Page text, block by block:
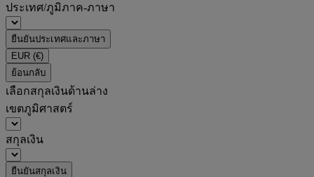
ประเทศ/ภูมิภาค-ภาษา
ยืนยันประเทศและภาษา
EUR (€)
ย้อนกลับ
เลือกสกุลเงินด้านล่าง
เขตภูมิศาสตร์
สกุลเงิน
ยืนยันสกุลเงิน